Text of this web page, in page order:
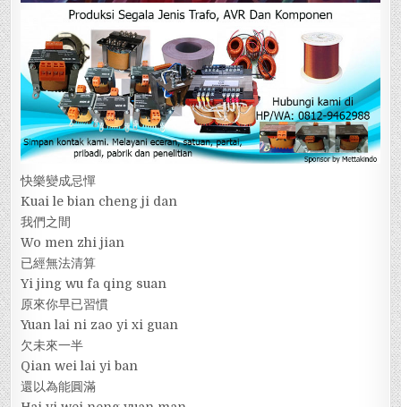
快樂變成忌憚
Kuai le bian cheng ji dan
我們之間
Wo men zhi jian
已經無法清算
Yi jing wu fa qing suan
原來你早已習慣
Yuan lai ni zao yi xi guan
欠未來一半
Qian wei lai yi ban
還以為能圓滿